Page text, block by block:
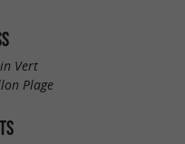
Vert
Plage